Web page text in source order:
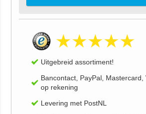
Uitgebreid assortiment!
Bancontact, PayPal, Mastercard,
op rekening
Levering met PostNL